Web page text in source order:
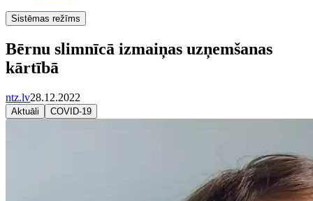
Sistēmas režīms
Bērnu slimnīcā izmaiņas uzņemšanas
kārtībā
ntz.lv28.12.2022
Aktuāli COVID-19